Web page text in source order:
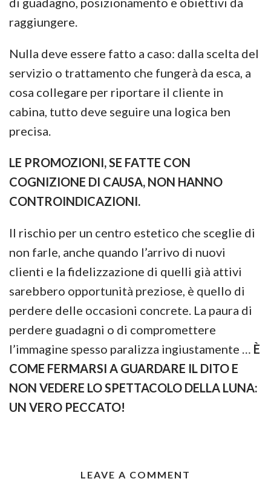
raggiungere.
Nulla deve essere fatto a caso: dalla scelta del
servizio o trattamento che fungerà da esca, a
cosa collegare per riportare il cliente in
cabina, tutto deve seguire una logica ben
precisa.
LE PROMOZIONI, SE FATTE CON
COGNIZIONE DI CAUSA, NON HANNO
CONTROINDICAZIONI.
Il rischio per un centro estetico che sceglie di
non farle, anche quando l’arrivo di nuovi
clienti e la fidelizzazione di quelli già attivi
sarebbero opportunità preziose, è quello di
perdere delle occasioni concrete. La paura di
perdere guadagni o di compromettere
l’immagine spesso paralizza ingiustamente … È
COME FERMARSI A GUARDARE IL DITO E
NON VEDERE LO SPETTACOLO DELLA LUNA:
UN VERO PECCATO!
LEAVE A COMMENT